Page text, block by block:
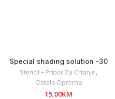
Special shading solution -30
Stencil + Pribor Za Crtanje,
Ostala Oprema
15,00KM